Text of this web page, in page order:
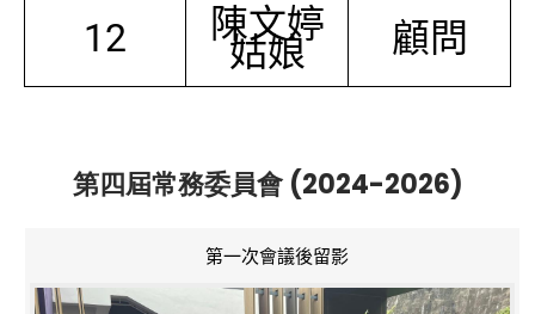
12 陳文婷
姑娘 顧問
第四屆常務委員會 (2024-2026)
第一次會議後留影